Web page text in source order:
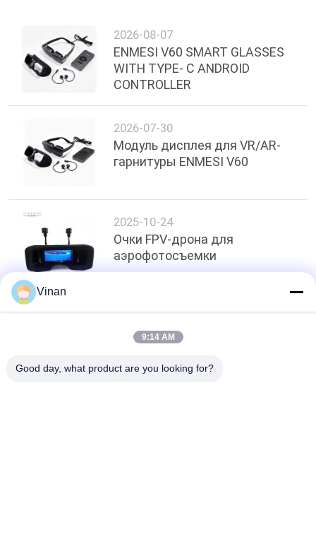
2026-08-07
ENMESI V60 SMART GLASSES
WITH TYPE- C ANDROID
CONTROLLER
2026-07-30
Модуль дисплея для VR/AR-
гарнитуры ENMESI V60
2025-10-24
Очки FPV-дрона для
аэрофотосъемки
Топ
Vinan
9:14 AM
Good day, what product are you looking for?